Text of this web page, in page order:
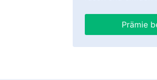
Prämie